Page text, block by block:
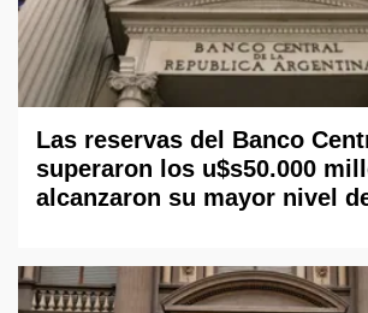
Las reservas del Banco
superaron los u$s50.000
alcanzaron su mayor nivel